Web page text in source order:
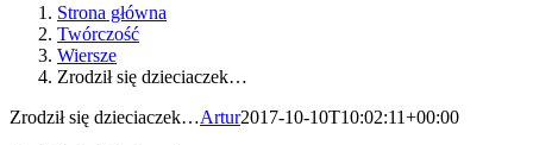
Strona główna
Twórczość
Wiersze
Zrodził się dzieciaczek…
Zrodził się dzieciaczek…Artur2017-10-10T10:02:11+00:00